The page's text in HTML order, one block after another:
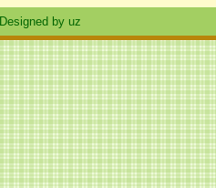
Designed by uz